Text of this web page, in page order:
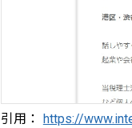
引用： https://